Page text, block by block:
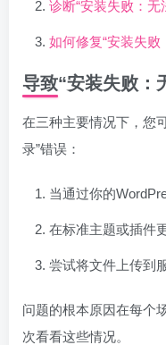
诊断“安装失败：无
如何修复“安装失败
导致“安装失败：
在三种主要情况下，您
录”错误：
当通过你的
在标准主题或插件
尝试将文件上传到
问题的根本原因在每个
次看看这些情况。